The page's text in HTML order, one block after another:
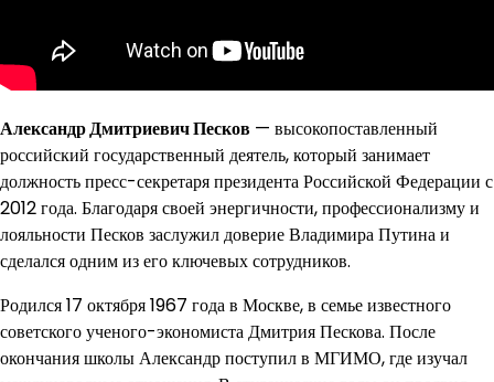
Александр Дмитриевич Песков — высокопоставленный
российский государственный деятель, который занимает
должность пресс-секретаря президента Российской Федерации с
2012 года. Благодаря своей энергичности, профессионализму и
лояльности Песков заслужил доверие Владимира Путина и
сделался одним из его ключевых сотрудников.
Родился 17 октября 1967 года в Москве, в семье известного
советского ученого-экономиста Дмитрия Пескова. После
окончания школы Александр поступил в МГИМО, где изучал